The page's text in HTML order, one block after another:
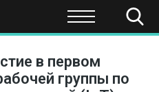
ЭКОНОМИКА НАУКА И
в первом
группы по